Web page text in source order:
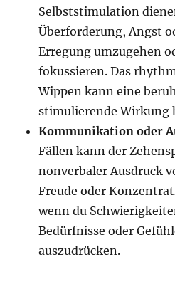
Selbststimulation
Überforderung, Angst
Erregung umzugehen
fokussieren. Das
Wippen kann eine
stimulierende Wirkung
Kommunikation oder
Fällen kann der
nonverbaler Ausdruck
Freude oder
wenn du
Bedürfnisse oder
auszudrücken.